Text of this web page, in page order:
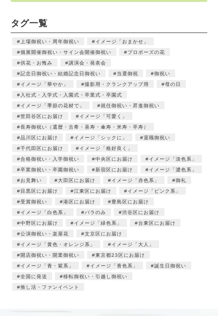
タグ一覧
上場御祝い・周年御祝い
イメージ「おまかせ」
個展開催御祝い・サイン会開催御祝い
プロポーズの花
供花・お悔み
講演会・発表会
記念日御祝い・結婚記念日御祝い
当選御祝
御祝い
イメージ「華やか」
撮影用・クランクアップ用
母の日
入社式・入学式・入園式・卒業式・卒園式
イメージ「季節の花材で」
就任御祝い・昇進御祝い
世田谷区にお届け
イメージ「可愛く」
長寿御祝い（還暦・古希・喜寿・傘寿・米寿・卒寿）
品川区にお届け
イメージ「シックに」
退職御祝い
千代田区にお届け
イメージ「格好良く」
合格御祝い・入学御祝い
中央区にお届け
イメージ「淡色系」
卒業御祝い・卒園御祝い
新宿区にお届け
イメージ「濃色系」
お見舞い
大田区にお届け イメージ「赤色系」
御礼
目黒区にお届け
江東区にお届け
イメージ「ピンク系」
受賞御祝い
港区にお届け
豊島区にお届け
イメージ「白色系」
バラのみ
渋谷区にお届け
中野区にお届け
イメージ「緑色系」
台東区にお届け
公演御祝い・楽屋花
文京区にお届け
イメージ「黄色・オレンジ系」
イメージ「大人」
開店御祝い・開業御祝い
東京都23区にお届け
イメージ「青・紫系」
イメージ「青色系」
誕生日御祝い
全国に発送
移転御祝い・引越し御祝い
推し活・ファンイベント